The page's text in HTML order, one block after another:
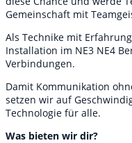
Gemeinschaft mit
Als Technike mit
Installation im NE3 NE4
Verbindungen.
Damit Kommunikation
setzen wir auf
Technologie für alle.
Was bieten wir dir?